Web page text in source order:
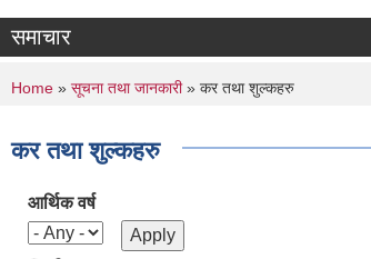
समाचार
You are here
Home » सूचना तथा जानकारी» कर तथा शुल्कहरु
कर तथा शुल्कहरु
आर्थिक वर्ष